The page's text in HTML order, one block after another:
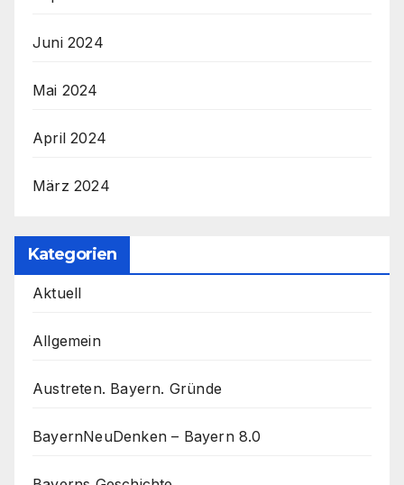
Juni 2024
Mai 2024
April 2024
März 2024
Kategorien
Aktuell
Allgemein
Austreten. Bayern. Gründe
BayernNeuDenken – Bayern 8.0